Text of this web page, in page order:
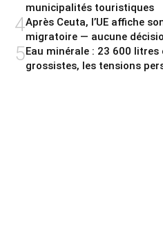
municipalités touristiques
4Après Ceuta, l’UE affiche
migratoire — aucune
5Eau minérale : 23 600 litres
grossistes, les tensions